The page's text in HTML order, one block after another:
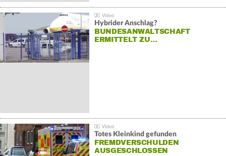
Hybrider Anschlag?
BUNDESANWALTSCHAFT
ERMITTELT ZU…
Totes Kleinkind gefunden
FREMDVERSCHULDEN
AUSGESCHLOSSEN